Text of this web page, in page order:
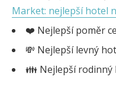
Market: nejlepší hotel
❤️ Nejlepší poměr
💸 Nejlepší levný
👪 Nejlepší rodinný